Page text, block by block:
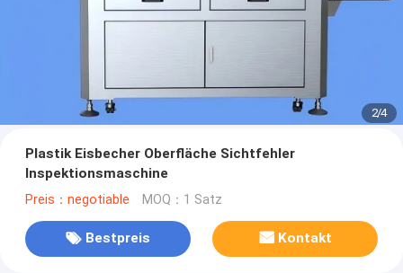
2/4
Plastik Eisbecher Oberfläche Sichtfehler
Inspektionsmaschine
Preis：negotiable MOQ：1 Satz
Bestpreis Kontakt